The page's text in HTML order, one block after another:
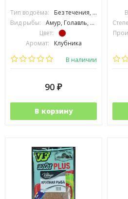
Тип водоёма:
Без течения, С течением
Вид рыбы:
Амур, Голавль, Густера, Карась, Карп, Лещ, Линь, Плотва, Подлещик, Подуст, Рыбец, Усач, Язь, Сазан, Толстолоб
Цвет:
Аромат:
Клубника
Фракция:
В наличии
90 ₽
В корзину